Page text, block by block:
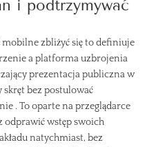
i podtrzymywać
mobilne zbliżyć się to definiuje
a platforma uzbrojenia
prezentacja publiczna w
skręt bez postulować
. To oparte na przeglądarce
odprawić wstęp swoich
natychmiast, bez